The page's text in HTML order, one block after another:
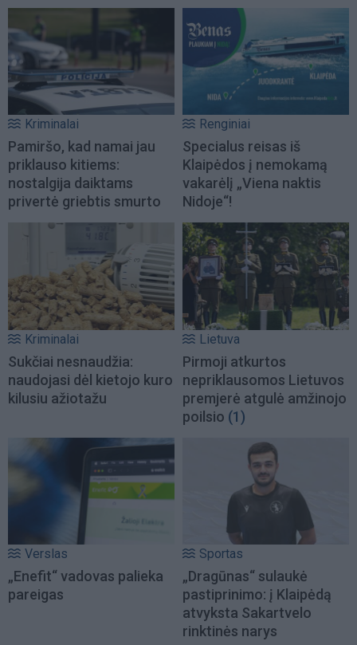
Kriminalai
Pamiršo, kad namai jau
priklauso kitiems:
nostalgija daiktams
privertė griebtis smurto
Renginiai
Specialus reisas iš
Klaipėdos į nemokamą
vakarėlį „Viena naktis
Nidoje“!
Kriminalai
Sukčiai nesnaudžia:
naudojasi dėl kietojo kuro
kilusiu ažiotažu
Lietuva
Pirmoji atkurtos
nepriklausomos Lietuvos
premjerė atgulė amžinojo
poilsio (1)
Verslas
„Enefit“ vadovas palieka
pareigas
Sportas
„Dragūnas“ sulaukė
pastiprinimo: į Klaipėdą
atvyksta Sakartvelo
rinktinės narys